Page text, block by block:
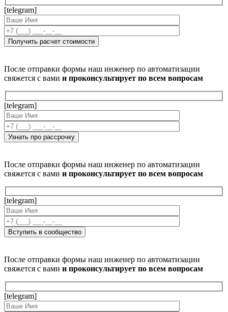
[telegram]
После отправки формы наш инженер по автоматизации
свяжется с вами и проконсультирует по всем вопросам
[telegram]
После отправки формы наш инженер по автоматизации
свяжется с вами и проконсультирует по всем вопросам
[telegram]
После отправки формы наш инженер по автоматизации
свяжется с вами и проконсультирует по всем вопросам
[telegram]